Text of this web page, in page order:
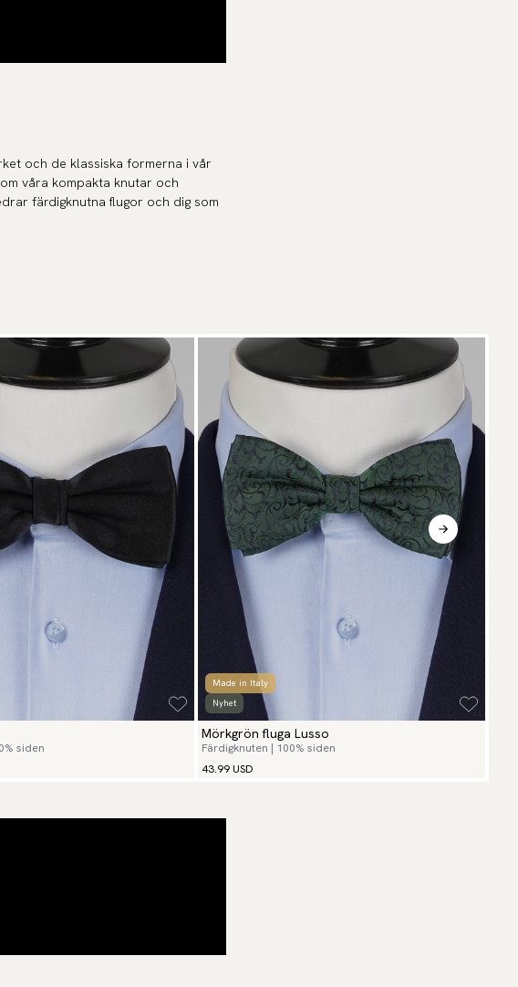
och de klassiska formerna i vår
våra kompakta knutar och
färdigknutna flugor och dig som
siden
Made in Italy
Nyhet
Mörkgrön fluga Lusso
Färdigknuten | 100% siden
43.99 USD